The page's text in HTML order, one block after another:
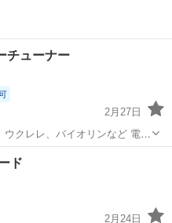
チューナー
2月27日
、ギター
ド
2月24日